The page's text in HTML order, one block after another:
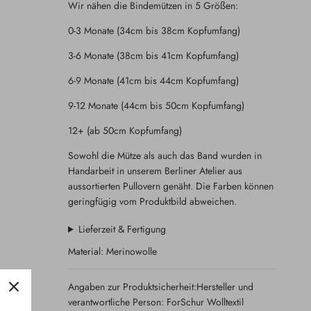
Wir nähen die Bindemützen in 5 Größen:
0-3 Monate (34cm bis 38cm Kopfumfang)
3-6 Monate (38cm bis 41cm Kopfumfang)
6-9 Monate (41cm bis 44cm Kopfumfang)
9-12 Monate (44cm bis 50cm Kopfumfang)
12+ (ab 50cm Kopfumfang)
Sowohl die Mütze als auch das Band wurden in
Handarbeit in unserem Berliner Atelier aus
aussortierten Pullovern genäht. Die Farben können
geringfügig vom Produktbild abweichen.
Lieferzeit & Fertigung
Material: Merinowolle
Angaben zur Produktsicherheit:Hersteller und
verantwortliche Person: ForSchur Wolltextil